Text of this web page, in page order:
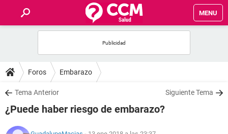
MENU
FOROS
SALUD
FAMILIA
Foros Embarazo
Tema Anterior Siguiente Tema
¿Puede haber riesgo de embarazo?